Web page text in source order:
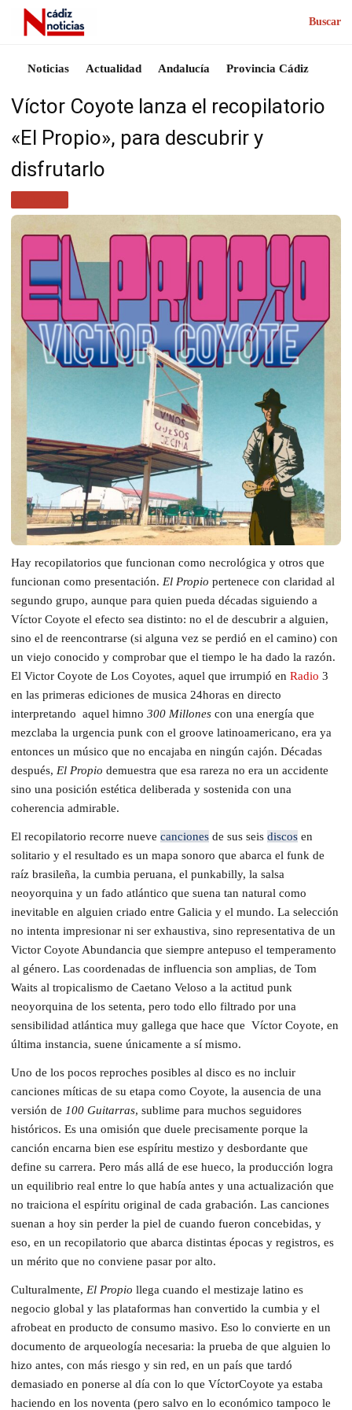
Buscar
Noticias Actualidad Andalucía Provincia Cádiz
Víctor Coyote lanza el recopilatorio
«El Propio», para descubrir y
disfrutarlo
Hay recopilatorios que funcionan como necrológica y otros que
funcionan como presentación. El Propio pertenece con claridad al
segundo grupo, aunque para quien pueda décadas siguiendo a
Víctor Coyote el efecto sea distinto: no el de descubrir a alguien,
sino el de reencontrarse (si alguna vez se perdió en el camino) con
un viejo conocido y comprobar que el tiempo le ha dado la razón.
El Victor Coyote de Los Coyotes, aquel que irrumpió en Radio 3
en las primeras ediciones de musica 24horas en directo
interpretando aquel himno 300 Millones con una energía que
mezclaba la urgencia punk con el groove latinoamericano, era ya
entonces un músico que no encajaba en ningún cajón. Décadas
después, El Propio demuestra que esa rareza no era un accidente
sino una posición estética deliberada y sostenida con una
coherencia admirable.
El recopilatorio recorre nueve canciones de sus seis discos en
solitario y el resultado es un mapa sonoro que abarca el funk de
raíz brasileña, la cumbia peruana, el punkabilly, la salsa
neoyorquina y un fado atlántico que suena tan natural como
inevitable en alguien criado entre Galicia y el mundo. La selección
no intenta impresionar ni ser exhaustiva, sino representativa de un
Victor Coyote Abundancia que siempre antepuso el temperamento
al género. Las coordenadas de influencia son amplias, de Tom
Waits al tropicalismo de Caetano Veloso a la actitud punk
neoyorquina de los setenta, pero todo ello filtrado por una
sensibilidad atlántica muy gallega que hace que Víctor Coyote, en
última instancia, suene únicamente a sí mismo.
Uno de los pocos reproches posibles al disco es no incluir
canciones míticas de su etapa como Coyote, la ausencia de una
versión de 100 Guitarras, sublime para muchos seguidores
históricos. Es una omisión que duele precisamente porque la
canción encarna bien ese espíritu mestizo y desbordante que
define su carrera. Pero más allá de ese hueco, la producción logra
un equilibrio real entre lo que había antes y una actualización que
no traiciona el espíritu original de cada grabación. Las canciones
suenan a hoy sin perder la piel de cuando fueron concebidas, y
eso, en un recopilatorio que abarca distintas épocas y registros, es
un mérito que no conviene pasar por alto.
Culturalmente, El Propio llega cuando el mestizaje latino es
negocio global y las plataformas han convertido la cumbia y el
afrobeat en producto de consumo masivo. Eso lo convierte en un
documento de arqueología necesaria: la prueba de que alguien lo
hizo antes, con más riesgo y sin red, en un país que tardó
demasiado en ponerse al día con lo que VíctorCoyote ya estaba
haciendo en los noventa (pero salvo en lo económico tampoco le